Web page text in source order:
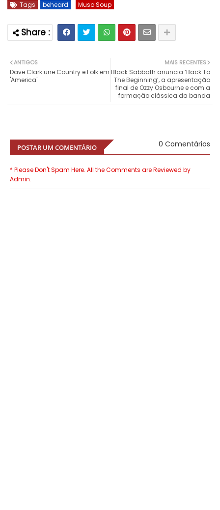
Tags beheard Muso Soup
MAIS RECENTES
Black Sabbath anuncia ‘Back To
The Beginning’, a apresentação
final de Ozzy Osbourne e com a
formação clássica da banda
ANTIGOS
Dave Clark une Country e Folk em
'America'
POSTAR UM COMENTÁRIO 0 Comentários
* Please Don't Spam Here. All the Comments are Reviewed by
Admin.